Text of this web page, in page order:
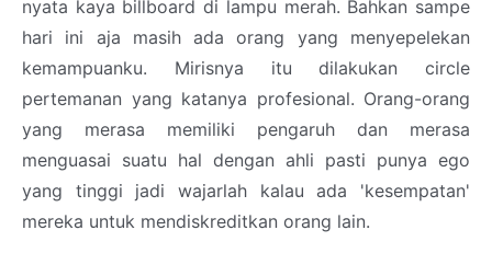
nyata kaya billboard di lampu merah. Bahkan sampe
hari ini aja masih ada orang yang menyepelekan
kemampuanku. Mirisnya itu dilakukan circle
pertemanan yang katanya profesional. Orang-orang
yang merasa memiliki pengaruh dan merasa
menguasai suatu hal dengan ahli pasti punya ego
yang tinggi jadi wajarlah kalau ada 'kesempatan'
mereka untuk mendiskreditkan orang lain.